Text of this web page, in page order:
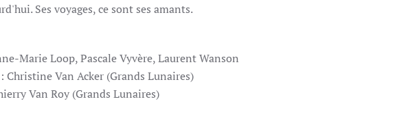
Ses voyages, ce sont ses amants.
Marie Loop, Pascale Vyvère, Laurent Wanson
Van Acker (Grands Lunaires)
Van Roy (Grands Lunaires)